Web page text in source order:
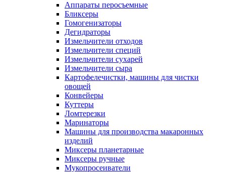
Аппараты перосъемные
Бликсеры
Гомогенизаторы
Дегидраторы
Измельчители отходов
Измельчители специй
Измельчители сухарей
Измельчители сыра
Картофелечистки, машины для чистки
овощей
Конвейеры
Куттеры
Ломтерезки
Маринаторы
Машины для производства макаронных
изделий
Миксеры планетарные
Миксеры ручные
Мукопросеиватели